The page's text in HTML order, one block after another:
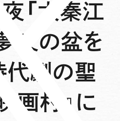
「太秦江
夜の盆を
代劇の聖
画村』に